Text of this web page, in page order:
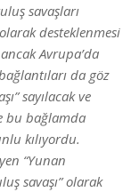
savaşları
desteklenmesi
Avrupa’da
da göz
sayılacak ve
bu bağlamda
kılıyordu.
“Yunan
savaşı” olarak